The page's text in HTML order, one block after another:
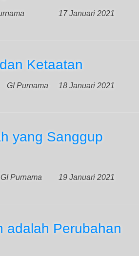
17 Januari 2021
Ketaatan
18 Januari 2021
GI Purnama
yang Sanggup
19 Januari 2021
GI Purnama
adalah Perubahan